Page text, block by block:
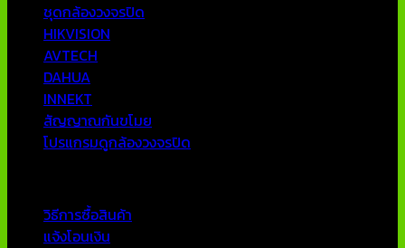
ชุดกล้องวงจรปิด
HIKVISION
AVTECH
DAHUA
INNEKT
สัญญาณกันขโมย
โปรแกรมดูกล้องวงจรปิด
วิธีการซื้อสินค้า
แจ้งโอนเงิน